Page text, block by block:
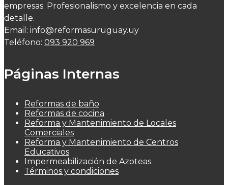
empresas. Profesionalismo y excelencia en cada
detalle.
Email: info@reformasuruguay.uy
Teléfono: 093 920 969
Páginas Internas
Reformas de baño
Reformas de cocina
Reforma y Mantenimiento de Locales
Comerciales
Reforma y Mantenimiento de Centros
Educativos
Impermeabilización de Azoteas
Términos y condiciones